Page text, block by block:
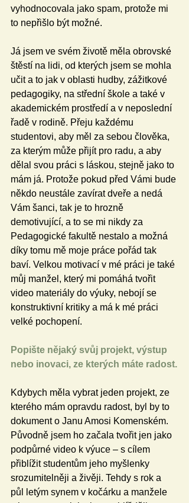
vyhodnocovala jako spam, protože mi
to nepřišlo být možné.
Já jsem ve svém životě měla obrovské
štěstí na lidi, od kterých jsem se mohla
učit a to jak v oblasti hudby, zážitkové
pedagogiky, na střední škole a také v
akademickém prostředí a v neposlední
řadě v rodině. Přeju každému
studentovi, aby měl za sebou člověka,
za kterým může přijít pro radu, a aby
dělal svou práci s láskou, stejně jako to
mám já. Protože pokud před Vámi bude
někdo neustále zavírat dveře a nedá
Vám šanci, tak je to hrozně
demotivující, a to se mi nikdy za
Pedagogické fakultě nestalo a možná
díky tomu mě moje práce pořád tak
baví. Velkou motivací v mé práci je také
můj manžel, který mi pomáhá tvořit
video materiály do výuky, nebojí se
konstruktivní kritiky a má k mé práci
velké pochopení.
Popište nějaký svůj projekt, výstup
nebo inovaci, ze kterých máte radost.
Kdybych měla vybrat jeden projekt, ze
kterého mám opravdu radost, byl by to
dokument o Janu Amosi Komenském.
Původně jsem ho začala tvořit jen jako
podpůrné video k výuce – s cílem
přiblížit studentům jeho myšlenky
srozumitelněji a živěji. Tehdy s rok a
půl letým synem v kočárku a manžele